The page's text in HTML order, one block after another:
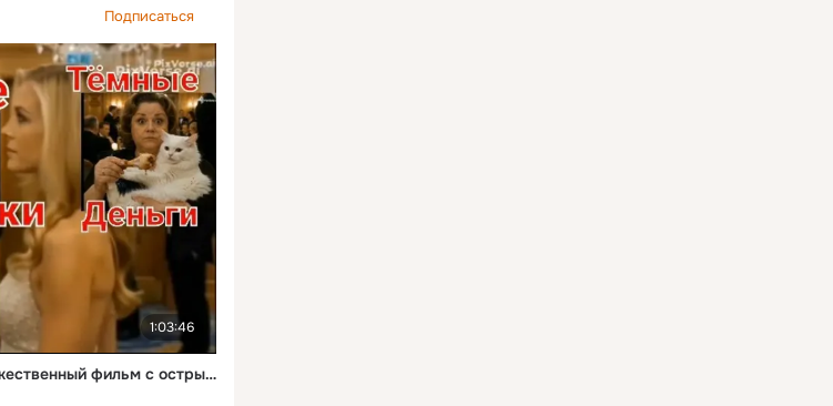
Подписаться
1:03:46
" Тайные мошенники ". Это мой новый художественный фильм с острым и кременальным сюжетом.